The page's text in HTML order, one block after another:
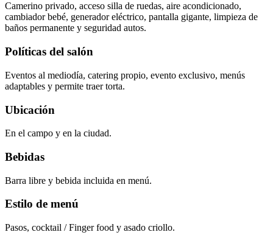
Camerino privado, acceso silla de ruedas, aire acondicionado,
cambiador bebé, generador eléctrico, pantalla gigante, limpieza de
baños permanente y seguridad autos.
Políticas del salón
Eventos al mediodía, catering propio, evento exclusivo, menús
adaptables y permite traer torta.
Ubicación
En el campo y en la ciudad.
Bebidas
Barra libre y bebida incluida en menú.
Estilo de menú
Pasos, cocktail / Finger food y asado criollo.